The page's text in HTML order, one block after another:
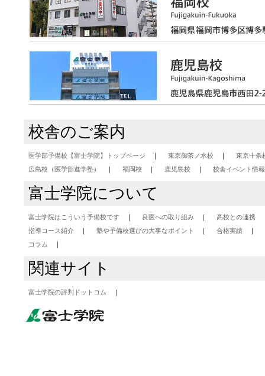
校舎のご案内
医学部予備校【富士学院】トップページ 東京御茶ノ水校
東京十条
広島校（医学部進学塾）
福岡校 鹿児島校 校舎イベント情報
富士学院について
富士学院はこういう予備校です 良医への取り組み
高校との連携
指導コース紹介
塾や予備校選びの大事なポイント
合格実績
コラム
関連サイト
富士学院の評判ドットコム